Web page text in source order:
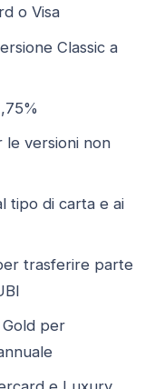
o Visa
Classic a
le versioni non
tipo di carta e ai
trasferire parte
per